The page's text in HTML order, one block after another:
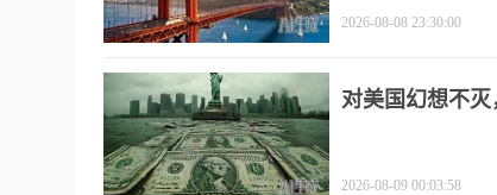
2026-08-08 23:30:00
对美国幻想不
2026-08-09 00:03:58